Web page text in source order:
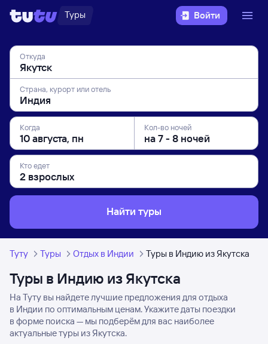
Туры Войти
Откуда
Страна, курорт или отель
Когда Кол-во ночей
Кто едет
Найти туры
Туту Туры Отдых в Индии Туры в Индию из Якутска
Туры в Индию из Якутска
На Туту вы найдете лучшие предложения для отдыха
в Индии по оптимальным ценам. Укажите даты поездки
в форме поиска — мы подберём для вас наиболее
актуальные туры из Якутска.